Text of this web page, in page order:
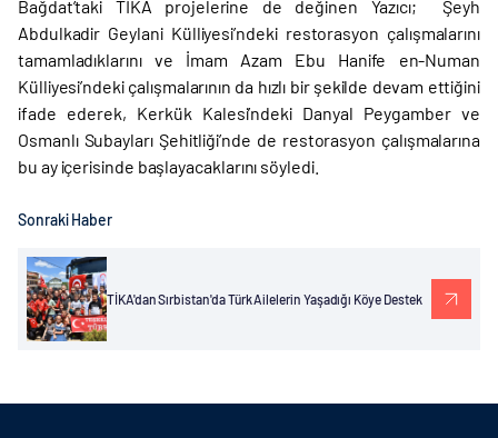
Bağdat’taki TİKA projelerine de değinen Yazıcı; Şeyh
Abdulkadir Geylani Külliyesi’ndeki restorasyon çalışmalarını
tamamladıklarını ve İmam Azam Ebu Hanife en-Numan
Külliyesi’ndeki çalışmalarının da hızlı bir şekilde devam ettiğini
ifade ederek, Kerkük Kalesi’ndeki Danyal Peygamber ve
Osmanlı Subayları Şehitliği’nde de restorasyon çalışmalarına
bu ay içerisinde başlayacaklarını söyledi.
Sonraki Haber
TİKA'dan Sırbistan'da Türk Ailelerin Yaşadığı Köye Destek